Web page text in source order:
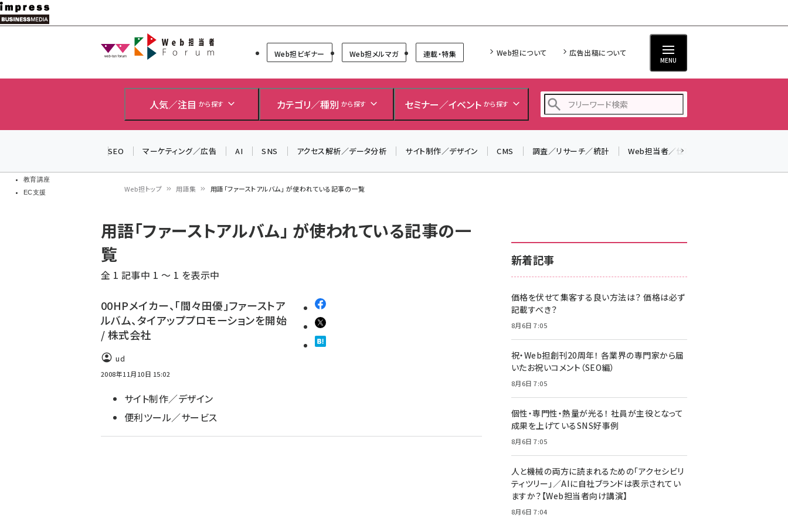
メ
イ
教育講座
EC支援
Web担当者Forum
Web担ビギナー Web担メルマガ 連載・特集 Web担について 広告出稿について
MENU
人気／注目 から探す カテゴリ／種別 から探す セミナー／イベント から探す
z世代 (1620)
meo (1274)
SEO マーケティング／広告 AI SNS アクセス解析／データ分析 サイト制作／デザイン CMS 調査／リサーチ／統計 Web担当者／仕事
ン
く
ず
Web担トップ 用語集 用語「ファーストアルバム」 が使われている記事の一覧
用語「ファーストアルバム」 が使われている記事の一
覧
全 1 記事中 1 ～ 1 を表示中
00HPメイカー、｢間々田優｣ファーストア
ルバム、タイアッププロモーションを開始
/ 株式会社
ud
2008年11月10日 15:02
サイト制作／デザイン
便利ツール／サービス
新着記事
価格を伏せて集客する良い方法は？ 価格は必ず
記載すべき？
8月6日 7:05
祝・Web担創刊20周年！ 各業界の専門家から届
いたお祝いコメント（SEO編）
8月6日 7:05
個性・専門性・熱量が光る！ 社員が主役となって
成果を上げているSNS好事例
8月6日 7:05
人と機械の両方に読まれるための「アクセシビリ
ティツリー」／AIに自社ブランドは表示されてい
ますか？【Web担当者向け講演】
8月6日 7:04